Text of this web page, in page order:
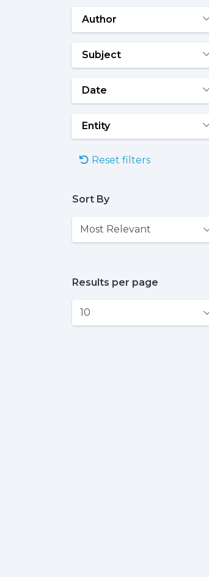
Author
Subject
Date
Entity
Reset filters
Sort By
Results per page